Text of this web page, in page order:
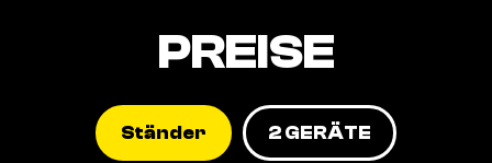
PREISE
Ständer 2 GERÄTE